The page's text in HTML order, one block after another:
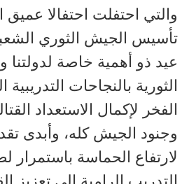
والتي احتفلت احتفالا عميق
تأسيس الجيش الثوري
عيد ذو أهمية خاصة لدولتنا
الثورية بالنجاحات التدريبية
الفخر لإكمال الاستعداد
وجنود الجيش كله، وأبدى
لارتفاع الحماسة باستمرار